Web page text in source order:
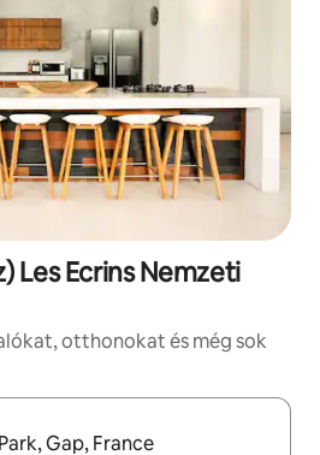
Les Ecrins Nemzeti
otthonokat és még sok
a felfelé és a lefelé nyíllal